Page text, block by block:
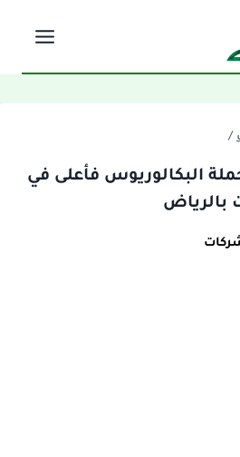
/
البكالوريوس فأعلى في